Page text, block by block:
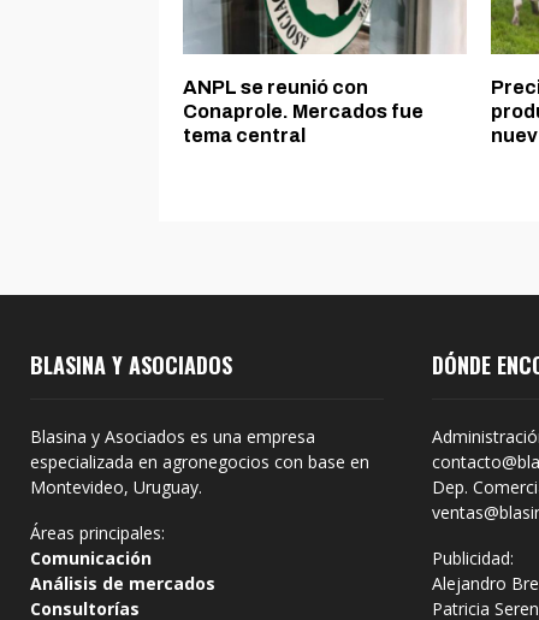
ANPL se reunió con
Conaprole. Mercados fue
tema central
BLASINA Y ASOCIADOS
Blasina y Asociados es una empresa
especializada en agronegocios con base en
Montevideo, Uruguay.
Áreas principales:
Comunicación
Análisis de mercados
Consultorías
DÓNDE
Dep.
Publicidad:
Alejandro
Patricia